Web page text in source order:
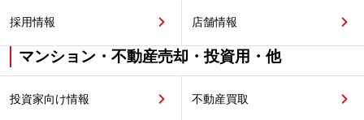
採用情報 店舗情報
マンション・不動産売却・投資用・他
投資家向け情報 不動産買取